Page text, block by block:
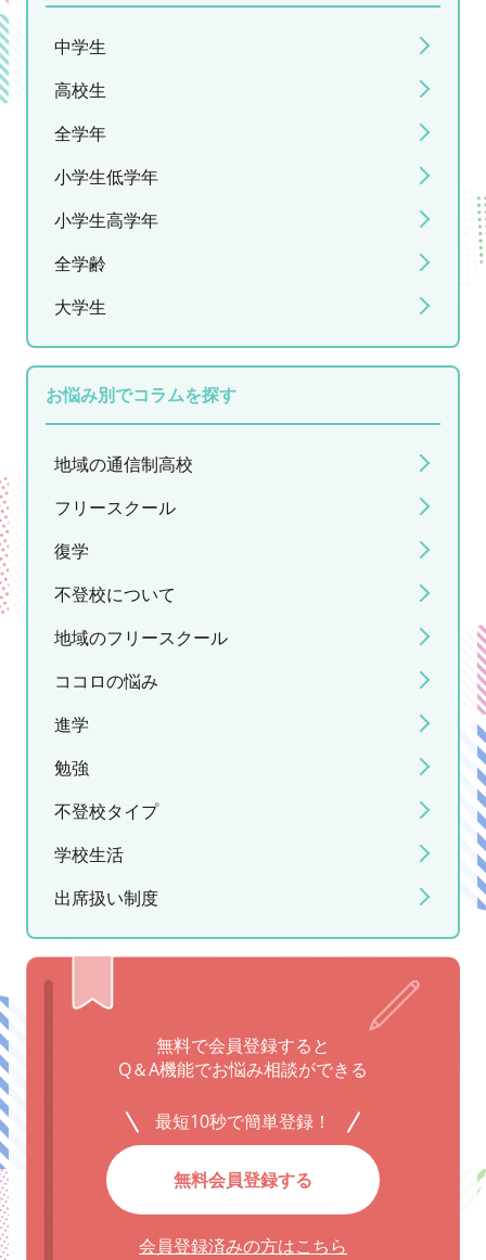
中学生
高校生
全学年
小学生低学年
小学生高学年
全学齢
大学生
お悩み別でコラムを探す
地域の通信制高校
フリースクール
復学
不登校について
地域のフリースクール
ココロの悩み
進学
勉強
不登校タイプ
学校生活
出席扱い制度
無料で会員登録すると
Q＆A機能でお悩み相談ができる
最短10秒で簡単登録！
無料会員登録する
会員登録済みの方はこちら